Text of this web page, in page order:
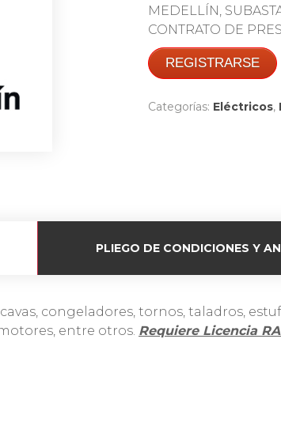
MEDELLÍN,
CONTRATO DE
REGISTRARSE
Categorías: Eléctricos,
PLIEGO DE CONDICIONES Y
congeladores, tornos, taladros,
entre otros. Requiere Licencia